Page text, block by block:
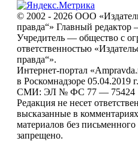
© 2002 - 2026 ООО
правда“» Главный редактор
Учредитель — общество с
ответственностью
правда“».
Интернет-портал
в Роскомнадзоре 05.04.2019
СМИ: ЭЛ № ФС 77 — 75424
Редакция не несет
высказанные в
материалов без письменного
запрещено.